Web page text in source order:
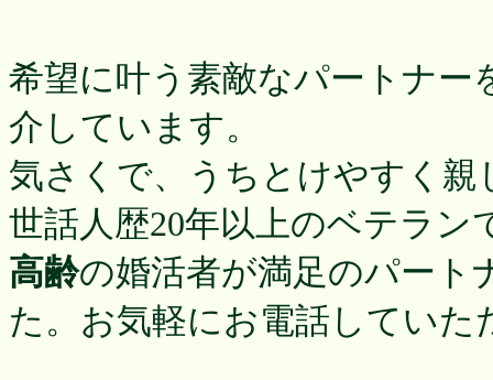
希望に叶う素敵なパートナー
介しています。
気さくで、うちとけやすく親
世話人歴20年以上のベテラン
高齢の婚活者が満足のパート
た。お気軽にお電話していた